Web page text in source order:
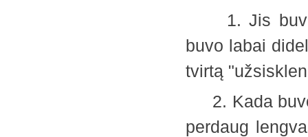
1. Jis buvo
buvo labai
tvirtą
2. Kada
perdaug